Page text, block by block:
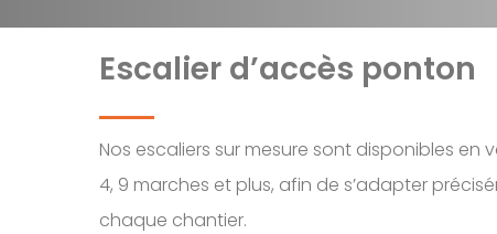
Escalier d’accès ponton
Nos escaliers sur mesure sont disponibles en
4, 9 marches et plus, afin de s’adapter
chaque chantier.